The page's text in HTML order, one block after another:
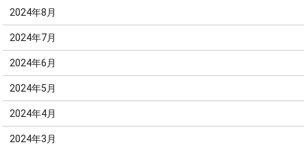
2024年8月
2024年7月
2024年6月
2024年5月
2024年4月
2024年3月